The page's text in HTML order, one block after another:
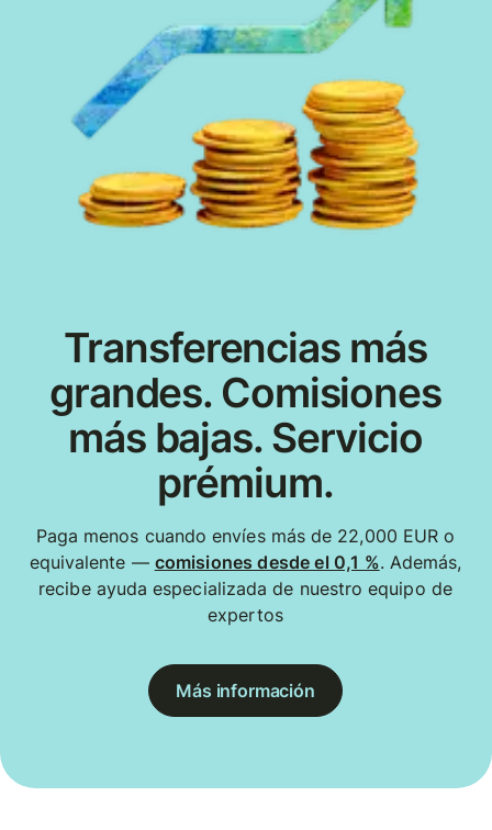
Transferencias más
grandes. Comisiones
más bajas. Servicio
prémium.
Paga menos cuando envíes más de 22,000 EUR o
equivalente — comisiones desde el 0,1 %. Además,
recibe ayuda especializada de nuestro equipo de
expertos
Más información